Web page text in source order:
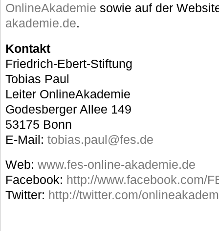
OnlineAkademie sowie auf der
akademie.de.
Kontakt
Friedrich-Ebert-Stiftung
Tobias Paul
Leiter OnlineAkademie
Godesberger Allee 149
53175 Bonn
E-Mail: tobias.paul@fes.de
Web: www.fes-online-akademie.de
Facebook: http://www.facebook.com/
Twitter: http://twitter.com/